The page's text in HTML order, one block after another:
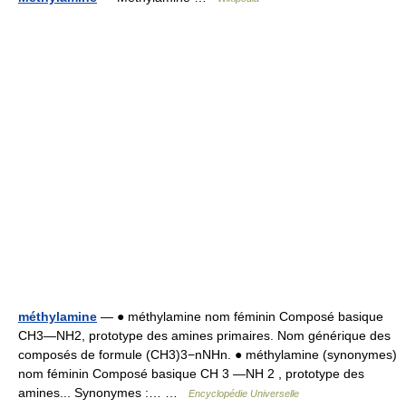
méthylamine — ● méthylamine nom féminin Composé basique
CH3―NH2, prototype des amines primaires. Nom générique des
composés de formule (CH3)3−nNHn. ● méthylamine (synonymes)
nom féminin Composé basique CH 3 ―NH 2 , prototype des
amines... Synonymes :… …
Encyclopédie Universelle